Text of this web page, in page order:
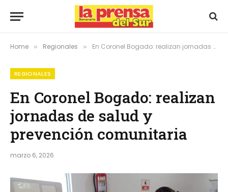
Home » Regionales » En Coronel Bogado: realizan jornadas de salud y prevención comunitaria
REGIONALES
En Coronel Bogado: realizan
jornadas de salud y
prevención comunitaria
marzo 6, 2026